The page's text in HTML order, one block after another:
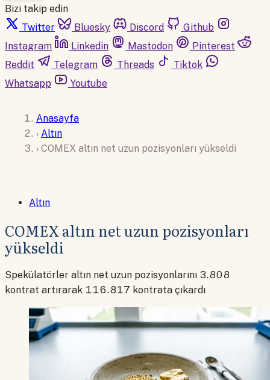
Bizi takip edin
Twitter
Bluesky Discord
Github
Instagram
Linkedin Mastodon
Pinterest
Reddit
Telegram Threads
Tiktok
Whatsapp
Youtube
Anasayfa
› Altın
› COMEX altın net uzun pozisyonları yükseldi
Altın
COMEX altın net uzun pozisyonları
yükseldi
Spekülatörler altın net uzun pozisyonlarını 3.808
kontrat artırarak 116.817 kontrata çıkardı